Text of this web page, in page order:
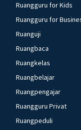
Ruangguru for Kids
Ruangguru for
Ruanguji
Ruangbaca
Ruangkelas
Ruangbelajar
Ruangpengajar
Ruangguru Privat
Ruangpeduli